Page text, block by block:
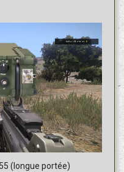
(longue portée)